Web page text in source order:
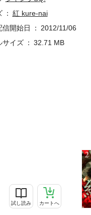
試し読み カートへ
紅 kure-nai
信開始日
2012/11/06
サイズ
32.71 MB